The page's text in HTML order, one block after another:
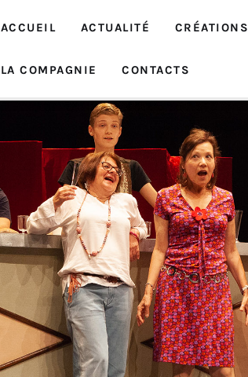
ACCUEIL ACTUALITÉ CRÉATIONS
LA COMPAGNIE CONTACTS